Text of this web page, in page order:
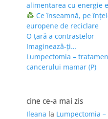
alimentarea cu energie
Ce înseamnă, pe
europene de reciclare
O țară a contrastelor
Imaginează-ți…
Lumpectomia –
cancerului mamar (P)
cine ce-a mai zis
Ileana la Lumpectomia